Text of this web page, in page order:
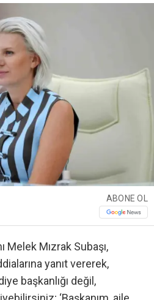
ABONE OL
Melek Mızrak Subaşı,
yanıt vererek,
başkanlığı değil,